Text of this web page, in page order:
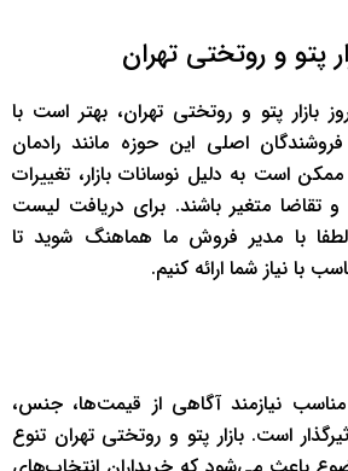
پتو و روتختی تهران
بازار پتو و روتختی تهران، بهتر است با
اصلی این حوزه مانند رادمان
است به دلیل نوسانات بازار، تغییرات
تقاضا متغیر باشند. برای دریافت لیست
با مدیر فروش ما هماهنگ شوید تا
با نیاز شما ارائه کنیم.
نیازمند آگاهی از قیمت‌ها، جنس،
است. بازار پتو و روتختی تهران تنوع